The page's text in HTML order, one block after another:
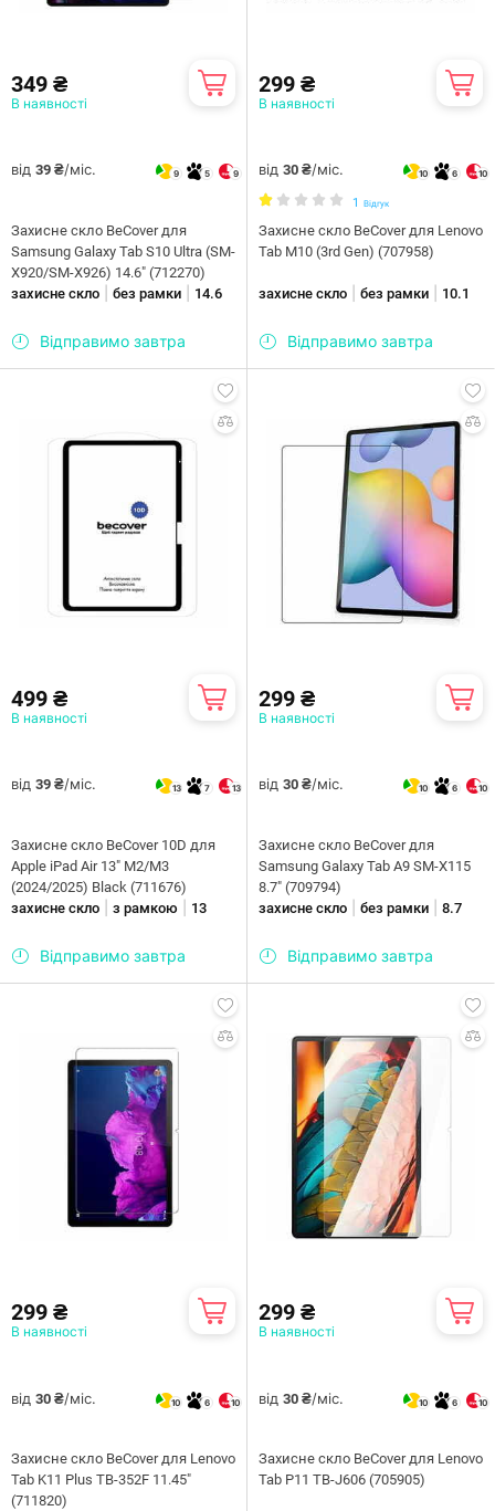
349 ₴
В наявності
від 39 ₴/міс. 9 5 9
Захисне скло BeCover для
Samsung Galaxy Tab S10 Ultra (SM-
X920/SM-X926) 14.6" (712270)
захисне скло
без рамки 14.6
Відправимо завтра
299 ₴
В наявності
від 30 ₴/міс. 10 6 10
1 Відгук
Захисне скло BeCover для Lenovo
Tab M10 (3rd Gen) (707958)
захисне скло без рамки 10.1
Відправимо завтра
499 ₴
В наявності
від 39 ₴/міс. 13 7 13
Захисне скло BeCover 10D для
Apple iPad Air 13" M2/M3
(2024/2025) Black (711676)
захисне скло
з рамкою 13
Відправимо завтра
299 ₴
В наявності
від 30 ₴/міс. 10 6 10
Захисне скло BeCover для
Samsung Galaxy Tab A9 SM-X115
8.7" (709794)
захисне скло
без рамки 8.7
Відправимо завтра
299 ₴
В наявності
від 30 ₴/міс. 10 6 10
Захисне скло BeCover для Lenovo
Tab K11 Plus TB-352F 11.45"
(711820)
299 ₴
В наявності
від 30 ₴/міс. 10 6 10
Захисне скло BeCover для Lenovo
Tab P11 TB-J606 (705905)